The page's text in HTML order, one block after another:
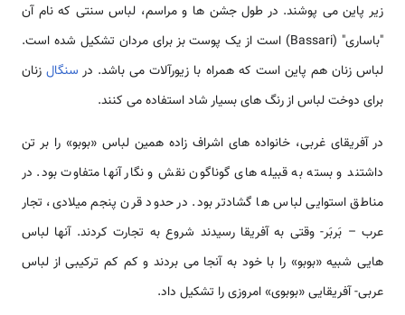
زیر پاین می پوشند. در طول جشن ها و مراسم، لباس سنتی که نام آن
"باساری" (Bassari) است از یک پوست بز برای مردان تشکیل شده است.
لباس زنان هم پاین است که همراه با زیورآلات می باشد. در سنگالزنان
برای دوخت لباس از رنگ های بسیار شاد استفاده می کنند.
در آفریقای غربی، خانواده های اشراف زاده همین لباس «بوبو» را بر تن
داشتند و بسته به قبیله های گوناگون نقش و نگار آنها متفاوت بود. در
مناطق استوایی لباس ها گشادتر بود. در حدود قرن پنجم میلادی، تجار
عرب – بَربَر- وقتی به آفریقا رسیدند شروع به تجارت کردند. آنها لباس
هایی شبیه «بوبو» را با خود به آنجا می بردند و کم کم ترکیبی از لباس
عربی- آفریقایی «بوبوی» امروزی را تشکیل داد.